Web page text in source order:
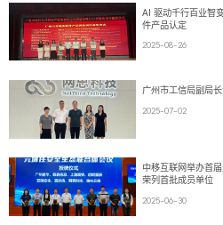
AI 驱动千行百业智
件产品认定
2025-08-26
广州市工信局副局
2025-07-02
中移互联网举办首
荣列首批成员单位
2025-06-30